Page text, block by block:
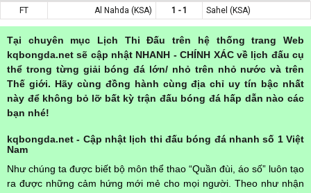
FT
Al Nahda (KSA) 1 - 1 Sahel (KSA)
Tại chuyên mục Lịch Thi Đấu trên hệ thống trang Web
kqbongda.net sẽ cập nhật NHANH - CHÍNH XÁC về lịch đấu cụ
thể trong từng giải bóng đá lớn/ nhỏ trên nhỏ nước và trên
Thế giới. Hãy cùng đồng hành cùng địa chỉ uy tín bậc nhất
này để không bỏ lỡ bất kỳ trận đấu bóng đá hấp dẫn nào các
bạn nhé!
kqbongda.net - Cập nhật lịch thi đấu bóng đá nhanh số 1 Việt
Nam
Như chúng ta được biết bộ môn thể thao “Quần đùi, áo số” luôn tạo
ra được những cảm hứng mới mẻ cho mọi người. Theo như nhận